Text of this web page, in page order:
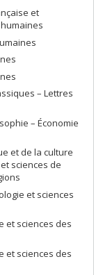
l’Extrême-
langues et
Université
réponse : « Un
interminable »
ère). J’ai
Mon professorat
On ne cesse
Mon
1980. En 2012-
à
et
– Lettres
– Économie
et de la culture
sciences de
et sciences
et sciences des
et sciences des